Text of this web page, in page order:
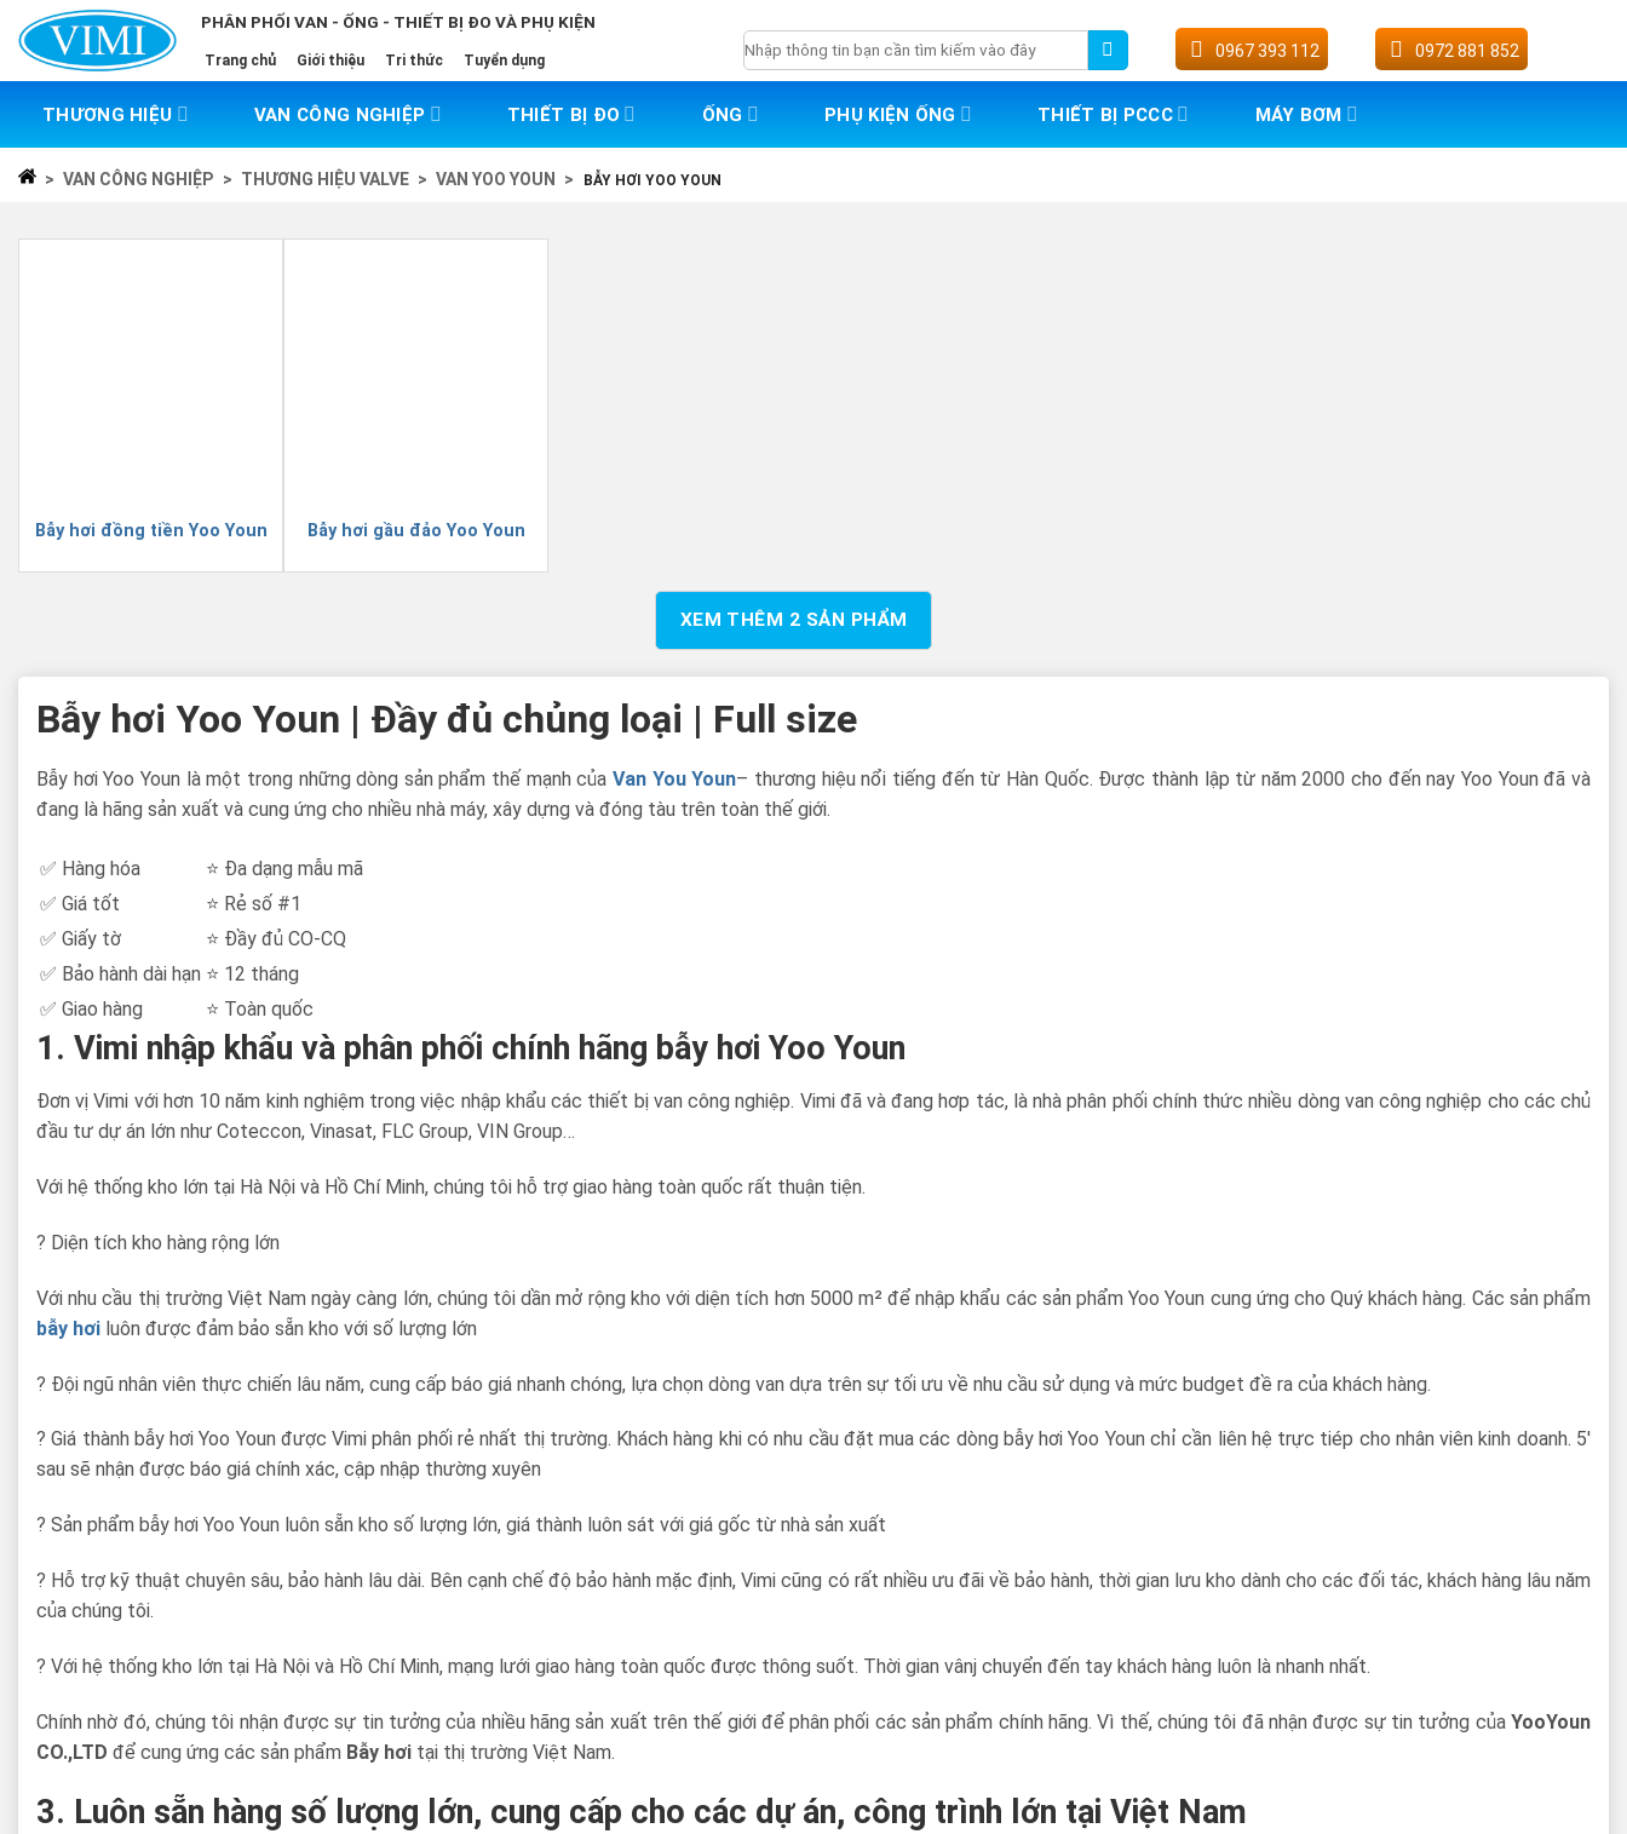
content
PHÂN PHỐI VAN - ỐNG - THIẾT BỊ ĐO VÀ PHỤ KIỆN
Trang chủ Giới thiệu Tri thức Tuyển dụng
Tìm
kiếm:
0967 393 112 0972 881 852
THƯƠNG HIỆU VAN CÔNG NGHIỆP THIẾT BỊ ĐO ỐNG PHỤ KIỆN ỐNG THIẾT BỊ PCCC MÁY BƠM
> VAN CÔNG NGHIỆP > THƯƠNG HIỆU VALVE > VAN YOO YOUN > BẪY HƠI YOO YOUN
Bẫy hơi đồng tiền Yoo Youn Bẫy hơi gầu đảo Yoo Youn
XEM THÊM 2 SẢN PHẨM
Bẫy hơi Yoo Youn | Đầy đủ chủng loại | Full size
Bẫy hơi Yoo Youn là một trong những dòng sản phẩm thế mạnh của Van You Youn– thương hiệu nổi tiếng đến từ Hàn Quốc. Được thành lập từ năm 2000 cho đến nay Yoo Youn đã và
đang là hãng sản xuất và cung ứng cho nhiều nhà máy, xây dựng và đóng tàu trên toàn thế giới.
✅ Hàng hóa
⭐ Đa dạng mẫu mã
✅ Giá tốt
⭐ Rẻ số #1
✅ Giấy tờ
⭐ Đầy đủ CO-CQ
✅ Bảo hành dài hạn ⭐ 12 tháng
✅ Giao hàng
⭐ Toàn quốc
1. Vimi nhập khẩu và phân phối chính hãng bẫy hơi Yoo Youn
Đơn vị Vimi với hơn 10 năm kinh nghiệm trong việc nhập khẩu các thiết bị van công nghiệp. Vimi đã và đang hơp tác, là nhà phân phối chính thức nhiều dòng van công nghiệp cho các chủ
đầu tư dự án lớn như Coteccon, Vinasat, FLC Group, VIN Group…
Với hệ thống kho lớn tại Hà Nội và Hồ Chí Minh, chúng tôi hỗ trợ giao hàng toàn quốc rất thuận tiện.
? Diện tích kho hàng rộng lớn
Với nhu cầu thị trường Việt Nam ngày càng lớn, chúng tôi dần mở rộng kho với diện tích hơn 5000 m² để nhập khẩu các sản phẩm Yoo Youn cung ứng cho Quý khách hàng. Các sản phẩm
bẫy hơi luôn được đảm bảo sẵn kho với số lượng lớn
? Đội ngũ nhân viên thực chiến lâu năm, cung cấp báo giá nhanh chóng, lựa chọn dòng van dựa trên sự tối ưu về nhu cầu sử dụng và mức budget đề ra của khách hàng.
? Giá thành bẫy hơi Yoo Youn được Vimi phân phối rẻ nhất thị trường. Khách hàng khi có nhu cầu đặt mua các dòng bẫy hơi Yoo Youn chỉ cần liên hệ trực tiép cho nhân viên kinh doanh. 5′
sau sẽ nhận được báo giá chính xác, cập nhập thường xuyên
? Sản phẩm bẫy hơi Yoo Youn luôn sẵn kho số lượng lớn, giá thành luôn sát với giá gốc từ nhà sản xuất
? Hỗ trợ kỹ thuật chuyên sâu, bảo hành lâu dài. Bên cạnh chế độ bảo hành mặc định, Vimi cũng có rất nhiều ưu đãi về bảo hành, thời gian lưu kho dành cho các đối tác, khách hàng lâu năm
của chúng tôi.
? Với hệ thống kho lớn tại Hà Nội và Hồ Chí Minh, mạng lưới giao hàng toàn quốc được thông suốt. Thời gian vânj chuyển đến tay khách hàng luôn là nhanh nhất.
Chính nhờ đó, chúng tôi nhận được sự tin tưởng của nhiều hãng sản xuất trên thế giới để phân phối các sản phẩm chính hãng. Vì thế, chúng tôi đã nhận được sự tin tưởng của YooYoun
CO.,LTD để cung ứng các sản phẩm Bẫy hơi tại thị trường Việt Nam.
3. Luôn sẵn hàng số lượng lớn, cung cấp cho các dự án, công trình lớn tại Việt Nam